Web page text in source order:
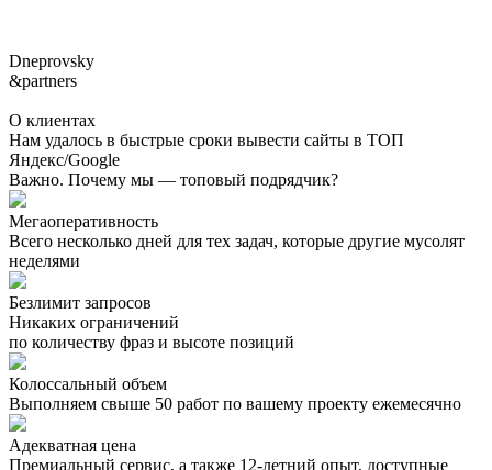
Dneprovsky
&partners
О клиентах
Нам удалось в быстрые сроки вывести сайты в ТОП
Яндекс/Google
Важно. Почему мы — топовый подрядчик?
Мегаоперативность
Всего несколько дней для тех задач, которые другие мусолят
неделями
Безлимит запросов
Никаких ограничений
по количеству фраз и высоте позиций
Колоссальный объем
Выполняем свыше 50 работ по вашему проекту ежемесячно
Адекватная цена
Премиальный сервис, а также 12-летний опыт, доступные